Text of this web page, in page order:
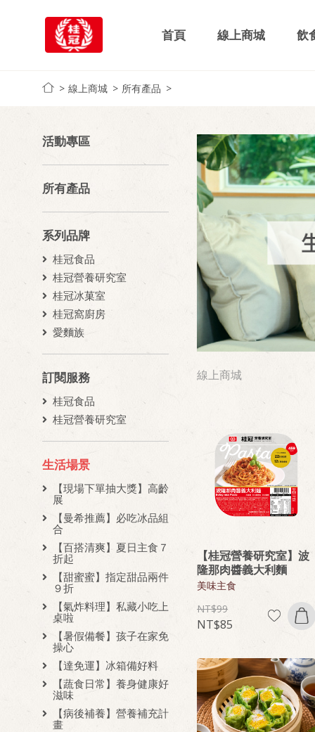
首頁 線上商城 飲
線上商城 所有產品
活動專區
所有產品
系列品牌
桂冠食品
桂冠營養研究室
桂冠冰菓室
桂冠窩廚房
愛麵族
訂閱服務
桂冠食品
桂冠營養研究室
生活場景
【現場下單抽大獎】高齡
展
【曼希推薦】必吃冰品組
合
【百搭清爽】夏日主食７
折起
【甜蜜蜜】指定甜品兩件
９折
【氣炸料理】私藏小吃上
桌啦
【暑假備餐】孩子在家免
操心
【達免運】冰箱備好料
【蔬食日常】養身健康好
滋味
【病後補養】營養補充計
畫
線上商城
【桂冠營養研究室】波
隆那肉醬義大利麵
美味主食
99
85